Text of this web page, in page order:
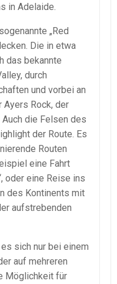
in Adelaide.
„Red
Die in etwa
das bekannte
durch
und vorbei an
Rock, der
die Felsen des
der Route. Es
Routen
eine Fahrt
oder eine Reise ins
des Kontinents mit
aufstrebenden
sich nur bei einem
auf mehreren
Möglichkeit für